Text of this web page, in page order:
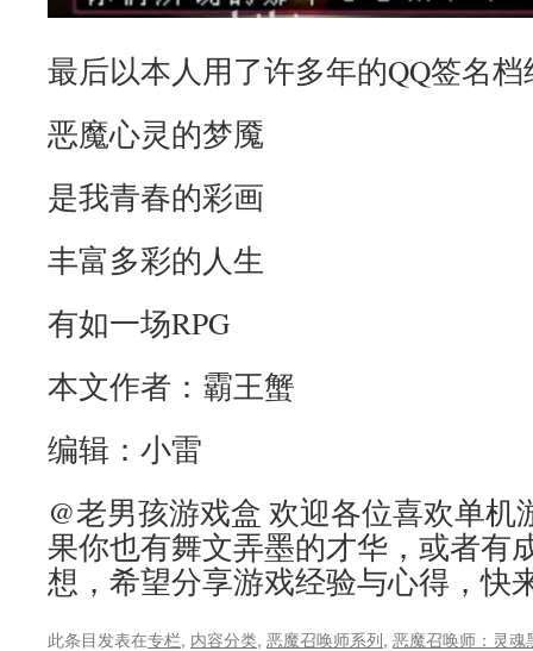
最后以本人用了许多年的QQ签名
恶魔心灵的梦魇
是我青春的彩画
丰富多彩的人生
有如一场RPG
本文作者：霸王蟹
编辑：小雷
@老男孩游戏盒 欢迎各位喜欢单
果你也有舞文弄墨的才华，或者有
想，希望分享游戏经验与心得，快
此条目发表在专栏, 内容分类, 恶魔召唤师系列, 恶魔召唤师：灵魂